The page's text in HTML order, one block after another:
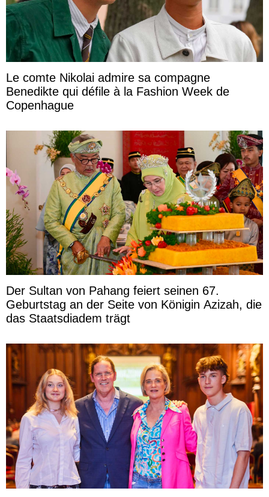
Le comte Nikolai admire sa compagne
Benedikte qui défile à la Fashion Week de
Copenhague
Der Sultan von Pahang feiert seinen 67.
Geburtstag an der Seite von Königin Azizah, die
das Staatsdiadem trägt